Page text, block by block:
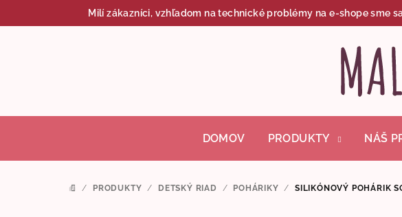
na
Milí zákazníci, vzhľadom na technické problémy na e-shope sme
DOMOV PRODUKTY NÁŠ
DOMOV
/ PRODUKTY / DETSKÝ RIAD / POHÁRIKY / SILIKÓNOVÝ POHÁRIK